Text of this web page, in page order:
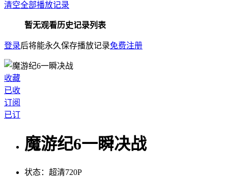
清空全部播放记录
暂无观看历史记录列表
登录后将能永久保存播放记录免费注册
收藏
已收
订阅
已订
魔游纪6一瞬决战
状态： 超清720P